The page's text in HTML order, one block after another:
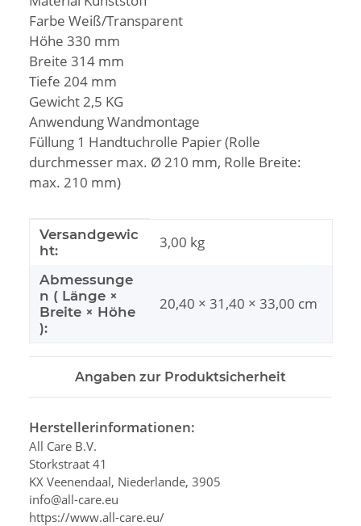
Farbe Weiß/Transparent
Höhe 330 mm
Breite 314 mm
Tiefe 204 mm
Gewicht 2,5 KG
Anwendung Wandmontage
Füllung 1 Handtuchrolle Papier (Rolle
durchmesser max. Ø 210 mm, Rolle Breite:
max. 210 mm)
Produkteigenschaft
Wert
Versandgewic
ht:
3,00 kg
Abmessunge
n ( Länge ×
Breite × Höhe
):
20,40 × 31,40 × 33,00 cm
Angaben zur Produktsicherheit
Herstellerinformationen:
All Care B.V.
Storkstraat 41
KX Veenendaal, Niederlande, 3905
info@all-care.eu
https://www.all-care.eu/